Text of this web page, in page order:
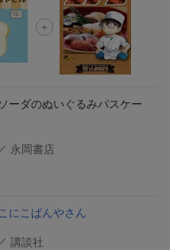
宙組貸切公演ペアチケット
ダのぬいぐるみパスケー
永岡書店
にこぱんやさん
講談社